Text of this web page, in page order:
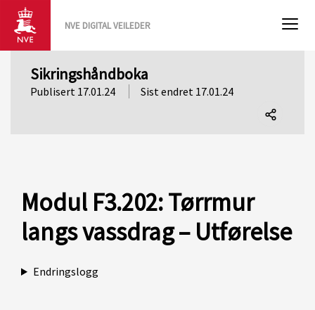
NVE DIGITAL VEILEDER
Sikringshåndboka
Publisert 17.01.24 Sist endret 17.01.24
Modul F3.202: Tørrmur
langs vassdrag – Utførelse
Endringslogg